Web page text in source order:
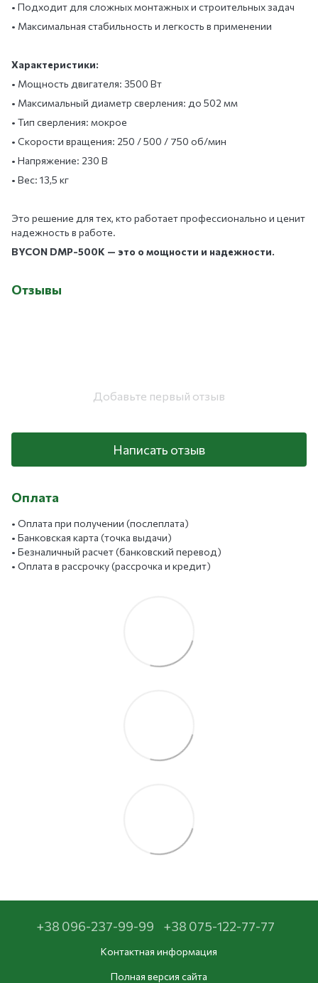
• Подходит для сложных монтажных и строительных задач
• Максимальная стабильность и легкость в применении
Характеристики:
• Мощность двигателя: 3500 Вт
• Максимальный диаметр сверления: до 502 мм
• Тип сверления: мокрое
• Скорости вращения: 250 / 500 / 750 об/мин
• Напряжение: 230 В
• Вес: 13,5 кг
Это решение для тех, кто работает профессионально и ценит
надежность в работе.
BYCON DMP-500K — это о мощности и надежности.
Отзывы
Добавьте первый отзыв
Написать отзыв
Оплата
• Оплата при получении (послеплата)
• Банковская карта (точка выдачи)
• Безналичный расчет (банковский перевод)
• Оплата в рассрочку (рассрочка и кредит)
+38 096-237-99-99 +38 075-122-77-77
Контактная информация
Полная версия сайта